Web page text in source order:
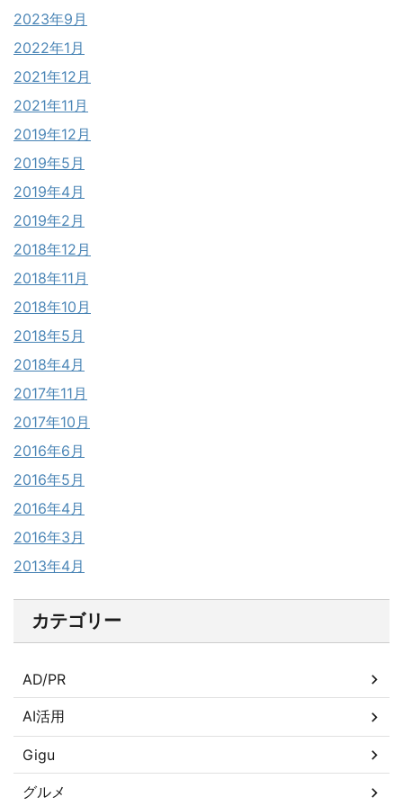
2023年9月
2022年1月
2021年12月
2021年11月
2019年12月
2019年5月
2019年4月
2019年2月
2018年12月
2018年11月
2018年10月
2018年5月
2018年4月
2017年11月
2017年10月
2016年6月
2016年5月
2016年4月
2016年3月
2013年4月
カテゴリー
AD/PR
AI活用
Gigu
グルメ